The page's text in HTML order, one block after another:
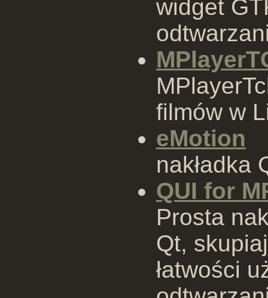
widget
filmów w
eMotion
nakładka
QUI for
Prosta
Qt,
łatwości